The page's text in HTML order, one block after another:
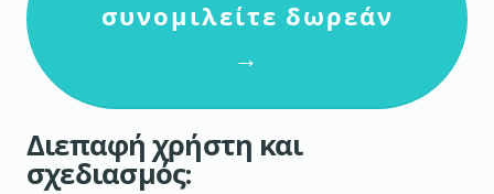
συνομιλείτε δωρεάν
→
Διεπαφή χρήστη και
σχεδιασμός: